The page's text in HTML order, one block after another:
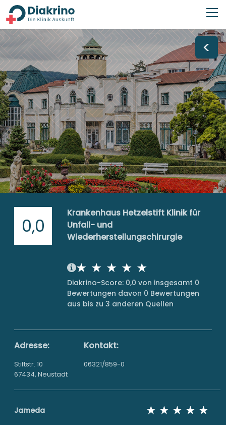
<
0,0
Krankenhaus Hetzelstift Klinik für
Unfall- und
Wiederherstellungschirurgie
Diakrino-Score: 0,0 von insgesamt 0
Bewertungen davon 0 Bewertungen
aus bis zu 3 anderen Quellen
Adresse:
Stiftstr. 10
67434, Neustadt
Kontakt:
06321/859-0
Jameda